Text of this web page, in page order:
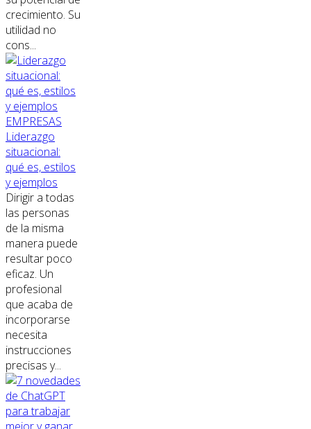
crecimiento. Su
utilidad no
cons...
EMPRESAS
Liderazgo
situacional:
qué es, estilos
y ejemplos
Dirigir a todas
las personas
de la misma
manera puede
resultar poco
eficaz. Un
profesional
que acaba de
incorporarse
necesita
instrucciones
precisas y...